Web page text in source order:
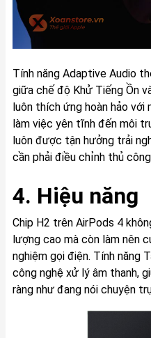
Tính năng Adaptive Audio
giữa chế độ Khử Tiếng Ồn
luôn thích ứng hoàn hảo
làm việc yên tĩnh đến môi
luôn được tận hưởng trải
cần phải điều chỉnh thủ
4. Hiệu năng
Chip H2 trên AirPods 4
lượng cao mà còn làm nên
nghiệm gọi điện. Tính năng
công nghệ xử lý âm thanh,
ràng như đang nói chuyện